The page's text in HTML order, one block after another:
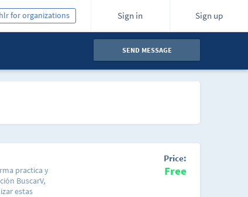
Sign in Sign up
for organizations
SEND MESSAGE
practica y
BuscarV,
estas
Price:
Free